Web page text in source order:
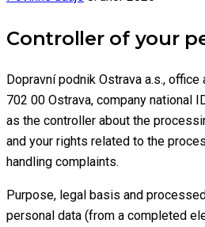
Controller of your
Dopravní podnik Ostrava a.s.,
702 00 Ostrava, company national
as the controller about the
and your rights related to the
handling complaints.
Purpose, legal basis and
personal data (from a completed